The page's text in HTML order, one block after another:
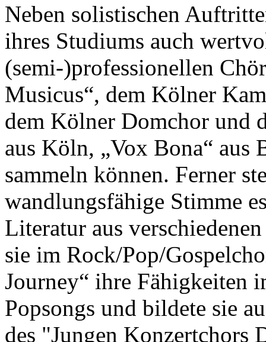
Neben solistischen
ihres Studiums auch
(semi-)professionellen
Musicus“, dem Kölner
dem Kölner Domchor und
aus Köln, „Vox Bona“ aus
sammeln können. Ferner
wandlungsfähige Stimme
Literatur aus
sie im Rock/Pop/
Journey“ ihre Fähigkeiten
Popsongs und bildete sie
des "Jungen Konzertchors